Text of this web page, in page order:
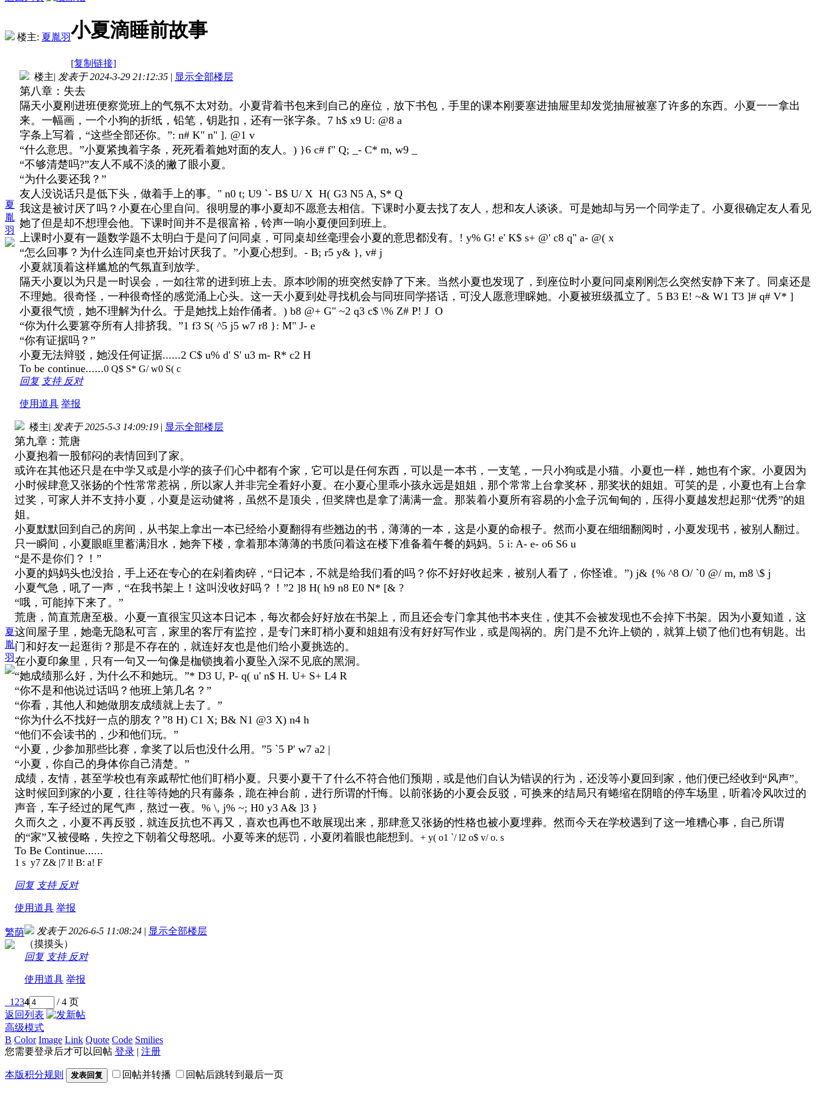
楼主: 夏胤羽小夏滴睡前故事
[复制链接]
夏
胤
羽
楼主| 发表于 2024-3-29 21:12:35 | 显示全部楼层
第八章：失去
隔天小夏刚进班便察觉班上的气氛不太对劲。小夏背着书包来到自己的座位，放下书包，手里的课本刚要塞进抽屉里却发觉抽屉被塞了许多的东西。小夏一一拿出
来。一幅画，一个小狗的折纸，铅笔，钥匙扣，还有一张字条。 7 h$ x9 U: @8 a
字条上写着，“这些全部还你。”: n# K" n" ]. @1 v
“什么意思。”小夏紧拽着字条，死死看着她对面的友人。 ) }6 c# f" Q; _- C* m, w9 _
“不够清楚吗?”友人不咸不淡的撇了眼小夏。
“为什么要还我？”
友人没说话只是低下头，做着手上的事。 " n0 t; U9 `- B$ U/ X H( G3 N5 A, S* Q
我这是被讨厌了吗？小夏在心里自问。很明显的事小夏却不愿意去相信。下课时小夏去找了友人，想和友人谈谈。可是她却与另一个同学走了。小夏很确定友人看见
她了但是却不想理会他。下课时间并不是很富裕，铃声一响小夏便回到班上。
上课时小夏有一题数学题不太明白于是问了问同桌，可同桌却丝毫理会小夏的意思都没有。 ! y% G! e' K$ s+ @' c8 q" a- @( x
“怎么回事？为什么连同桌也开始讨厌我了。”小夏心想到。 - B; r5 y& }, v# j
小夏就顶着这样尴尬的气氛直到放学。
隔天小夏以为只是一时误会，一如往常的进到班上去。原本吵闹的班突然安静了下来。当然小夏也发现了，到座位时小夏问同桌刚刚怎么突然安静下来了。同桌还是
不理她。很奇怪，一种很奇怪的感觉涌上心头。这一天小夏到处寻找机会与同班同学搭话，可没人愿意理睬她。小夏被班级孤立了。 5 B3 E! ~& W1 T3 ]# q# V* ]
小夏很气愤，她不理解为什么。于是她找上始作俑者。 ) b8 @+ G" ~2 q3 c$ \% Z# P! J O
“你为什么要篡夺所有人排挤我。”1 f3 S( ^5 j5 w7 r8 }: M" J- e
“你有证据吗？”
小夏无法辩驳，她没任何证据......2 C$ u% d' S' u3 m- R* c2 H
To be continue......0 Q$ S* G/ w0 S( c
回复 支持 反对
使用道具 举报
夏
胤
羽
楼主| 发表于 2025-5-3 14:09:19 | 显示全部楼层
第九章：荒唐
小夏抱着一股郁闷的表情回到了家。
或许在其他还只是在中学又或是小学的孩子们心中都有个家，它可以是任何东西，可以是一本书，一支笔，一只小狗或是小猫。小夏也一样，她也有个家。小夏因为
小时候肆意又张扬的个性常常惹祸，所以家人并非完全看好小夏。在小夏心里乖小孩永远是姐姐，那个常常上台拿奖杯，那奖状的姐姐。可笑的是，小夏也有上台拿
过奖，可家人并不支持小夏，小夏是运动健将，虽然不是顶尖，但奖牌也是拿了满满一盒。那装着小夏所有容易的小盒子沉甸甸的，压得小夏越发想起那“优秀”的姐
姐。
小夏默默回到自己的房间，从书架上拿出一本已经给小夏翻得有些翘边的书，薄薄的一本，这是小夏的命根子。然而小夏在细细翻阅时，小夏发现书，被别人翻过。
只一瞬间，小夏眼眶里蓄满泪水，她奔下楼，拿着那本薄薄的书质问着这在楼下准备着午餐的妈妈。 5 i: A- e- o6 S6 u
“是不是你们？！”
小夏的妈妈头也没抬，手上还在专心的在剁着肉碎，“日记本，不就是给我们看的吗？你不好好收起来，被别人看了，你怪谁。”) j& {% ^8 O/ `0 @/ m, m8 \$ j
小夏气急，吼了一声，“在我书架上！这叫没收好吗？！”2 ]8 H( h9 n8 E0 N* [& ?
“哦，可能掉下来了。”
荒唐，简直荒唐至极。小夏一直很宝贝这本日记本，每次都会好好放在书架上，而且还会专门拿其他书本夹住，使其不会被发现也不会掉下书架。因为小夏知道，这
这间屋子里，她毫无隐私可言，家里的客厅有监控，是专门来盯梢小夏和姐姐有没有好好写作业，或是闯祸的。房门是不允许上锁的，就算上锁了他们也有钥匙。出
门和好友一起逛街？那是不存在的，就连好友也是他们给小夏挑选的。
在小夏印象里，只有一句又一句像是枷锁拽着小夏坠入深不见底的黑洞。
“她成绩那么好，为什么不和她玩。”* D3 U, P- q( u' n$ H. U+ S+ L4 R
“你不是和他说过话吗？他班上第几名？”
“你看，其他人和她做朋友成绩就上去了。”
“你为什么不找好一点的朋友？”8 H) C1 X; B& N1 @3 X) n4 h
“他们不会读书的，少和他们玩。”
“小夏，少参加那些比赛，拿奖了以后也没什么用。”5 `5 P' w7 a2 |
“小夏，你自己的身体你自己清楚。”
成绩，友情，甚至学校也有亲戚帮忙他们盯梢小夏。只要小夏干了什么不符合他们预期，或是他们自认为错误的行为，还没等小夏回到家，他们便已经收到“风声”。
这时候回到家的小夏，往往等待她的只有藤条，跪在神台前，进行所谓的忏悔。以前张扬的小夏会反驳，可换来的结局只有蜷缩在阴暗的停车场里，听着冷风吹过的
声音，车子经过的尾气声，熬过一夜。 % \, j% ~; H0 y3 A& ]3 }
久而久之，小夏不再反驳，就连反抗也不再又，喜欢也再也不敢展现出来，那肆意又张扬的性格也被小夏埋葬。 然而今天在学校遇到了这一堆糟心事，自己所谓
的“家”又被侵略，失控之下朝着父母怒吼。小夏等来的惩罚，小夏闭着眼也能想到。 + y( o1 `/ l2 o$ v/ o. s
To Be Continue......
1 s y7 Z& |7 l! B: a! F
回复 支持 反对
使用道具 举报
繁荫 发表于 2026-6-5 11:08:24 | 显示全部楼层
（摸摸头）
回复 支持 反对
使用道具 举报
1 234
/ 4 页
返回列表
高级模式
B Color Image Link Quote Code Smilies
您需要登录后才可以回帖 登录 | 注册
本版积分规则 发表回复 回帖并转播 回帖后跳转到最后一页